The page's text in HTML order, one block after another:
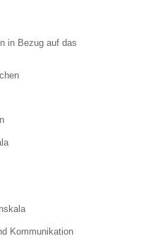
in Bezug auf das
Kommunikation